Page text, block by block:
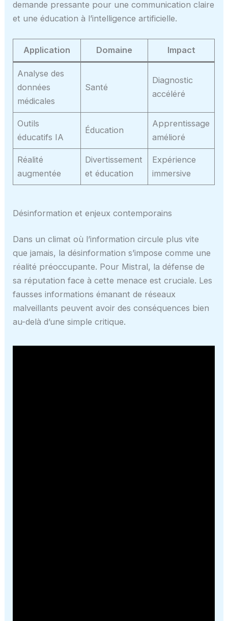
demande pressante pour une communication claire
et une éducation à l’intelligence artificielle.
Application Domaine Impact
Analyse des
données
médicales
Santé
Diagnostic
accéléré
Outils
éducatifs IA
Éducation
Apprentissage
amélioré
Réalité
augmentée
Divertissement
et éducation
Expérience
immersive
Désinformation et enjeux contemporains
Dans un climat où l’information circule plus vite
que jamais, la désinformation s’impose comme une
réalité préoccupante. Pour Mistral, la défense de
sa réputation face à cette menace est cruciale. Les
fausses informations émanant de réseaux
malveillants peuvent avoir des conséquences bien
au-delà d’une simple critique.